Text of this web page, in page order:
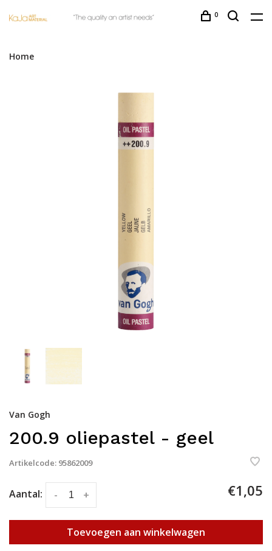
0
Home
Van Gogh
200.9 oliepastel - geel
Artikelcode: 95862009
Aantal: +
- €1,05
Toevoegen aan winkelwagen